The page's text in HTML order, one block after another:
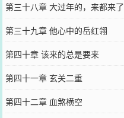
第三十八章 大过年的，来都来了
第三十九章 他心中的岳红翎
第四十章 该来的总是要来
第四十一章 玄关二重
第四十二章 血煞横空